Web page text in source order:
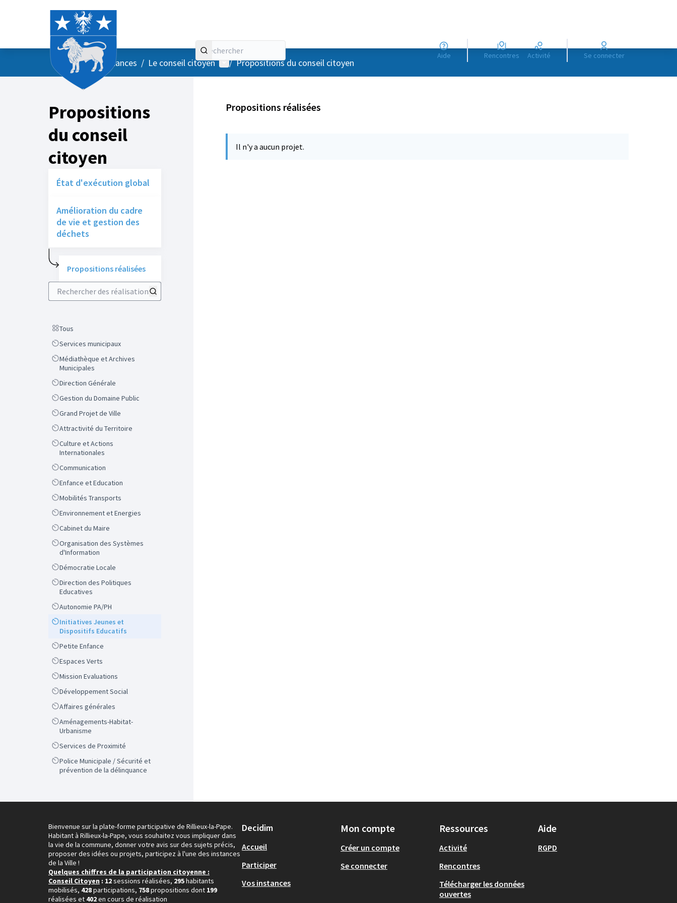
Aide Rencontres Activité Se connecter
AccueilMenu principal
/ Vos instances / Le conseil citoyen Menu utilisateur
/ Propositions du conseil citoyen
Propositions
du conseil
citoyen
État d'exécution global
Amélioration du cadre
de vie et gestion des
déchets
Propositions réalisées
Rechercher des réalisations
Scope
Tous
ScopeServices municipaux
Scope
Médiathèque et Archives
Municipales
ScopeDirection Générale
ScopeGestion du Domaine Public
ScopeGrand Projet de Ville
ScopeAttractivité du Territoire
Scope
Culture et Actions
Internationales
ScopeCommunication
ScopeEnfance et Education
ScopeMobilités Transports
ScopeEnvironnement et Energies
ScopeCabinet du Maire
Scope
Organisation des Systèmes
d'Information
ScopeDémocratie Locale
Scope
Direction des Politiques
Educatives
ScopeAutonomie PA/PH
Scope
Initiatives Jeunes et
Dispositifs Educatifs
ScopePetite Enfance
ScopeEspaces Verts
ScopeMission Evaluations
ScopeDéveloppement Social
ScopeAffaires générales
Scope
Aménagements-Habitat-
Urbanisme
ScopeServices de Proximité
Scope
Police Municipale / Sécurité et
prévention de la délinquance
Propositions réalisées
Il n'y a aucun projet.
Bienvenue sur la plate-forme participative de Rillieux-la-Pape.
Habitant à Rillieux-la-Pape, vous souhaitez vous impliquer dans
la vie de la commune, donner votre avis sur des sujets précis,
proposer des idées ou projets, participez à l'une des instances
de la Ville !
Quelques chiffres de la participation citoyenne :
Conseil Citoyen : 12sessions réalisées, 295habitants
mobilisés, 428participations, 758propositions dont 199
réalisées et 402en cours de réalisation
Decidim
Accueil
Participer
Vos instances
Mon compte
Créer un compte
Se connecter
Ressources
Activité
Rencontres
Télécharger les données
ouvertes
Aide
RGPD